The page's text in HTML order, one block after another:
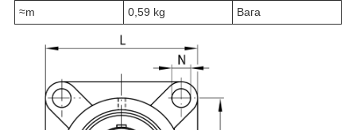
≈m
0,59 kg Вага